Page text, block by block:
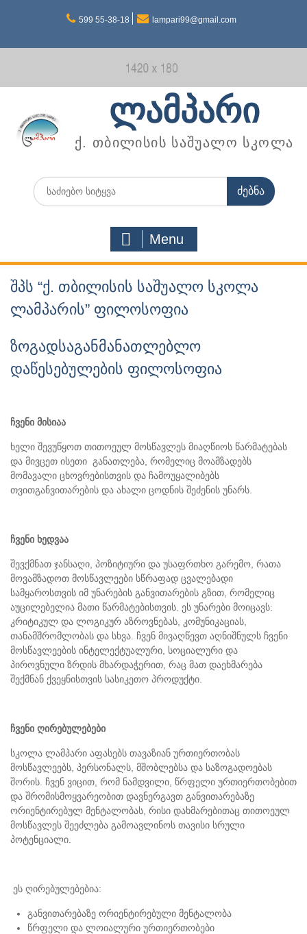
599 55-38-18 lampari99@gmail.com
ლამპარი
ქ. თბილისის საშუალო სკოლა
Search
for:
Menu
შპს “ქ. თბილისის საშუალო სკოლა
ლამპარის” ფილოსოფია
ზოგადსაგანმანათლებლო
დაწესებულების ფილოსოფია
ჩვენი მისიაა
ხელი შევუწყოთ თითოეულ მოსწავლეს მიაღწიოს წარმატებას
და მივცეთ ისეთი განათლება, რომელიც მოამზადებს
მომავალი ცხოვრებისთვის და ჩამოუყალიბებს
თვითგანვითარების და ახალი ცოდნის შეძენის უნარს.
ჩვენი ხედვაა
შევქმნათ ჯანსაღი, პოზიტიური და უსაფრთხო გარემო, რათა
მოვამზადოთ მოსწავლეები სწრაფად ცვალებადი
სამყაროსთვის იმ უნარების განვითარების გზით, რომელიც
აუცილებელია მათი წარმატებისთვის. ეს უნარები მოიცავს:
კრიტიკულ და ლოგიკურ აზროვნებას, კომუნიკაციას,
თანამშრომლობას და სხვა. ჩვენ მივაღწევთ აღნიშნულს ჩვენი
მოსწავლეების ინტელექტუალური, სოციალური და
პიროვნული ზრდის მხარდაჭერით, რაც მათ დაეხმარება
შექმნან ქვეყნისთვის სასიკეთო პროდუქტი.
ჩვენი ღირებულებები
სკოლა ლამპარი აფასებს თავაზიან ურთიერთობას
მოსწავლეებს, პერსონალს, მშობლებსა და საზოგადოებას
შორის. ჩვენ ვიცით, რომ ნამდვილი, წრფელი ურთიერთობებით
და შრომისმოყვარეობით დავნერგავთ განვითარებაზე
ორიენტირებულ მენტალობას, რისი დახმარებითაც თითოეულ
მოსწავლეს შეეძლება გამოავლინოს თავისი სრული
პოტენციალი.
ეს ღირებულებებია:
განვითარებაზე ორიენტირებული მენტალობა
წრფელი და ლოიალური ურთიერთობები